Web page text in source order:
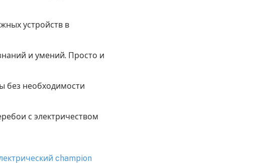
устройств в
и умений. Просто и
без необходимости
с электричеством
champion